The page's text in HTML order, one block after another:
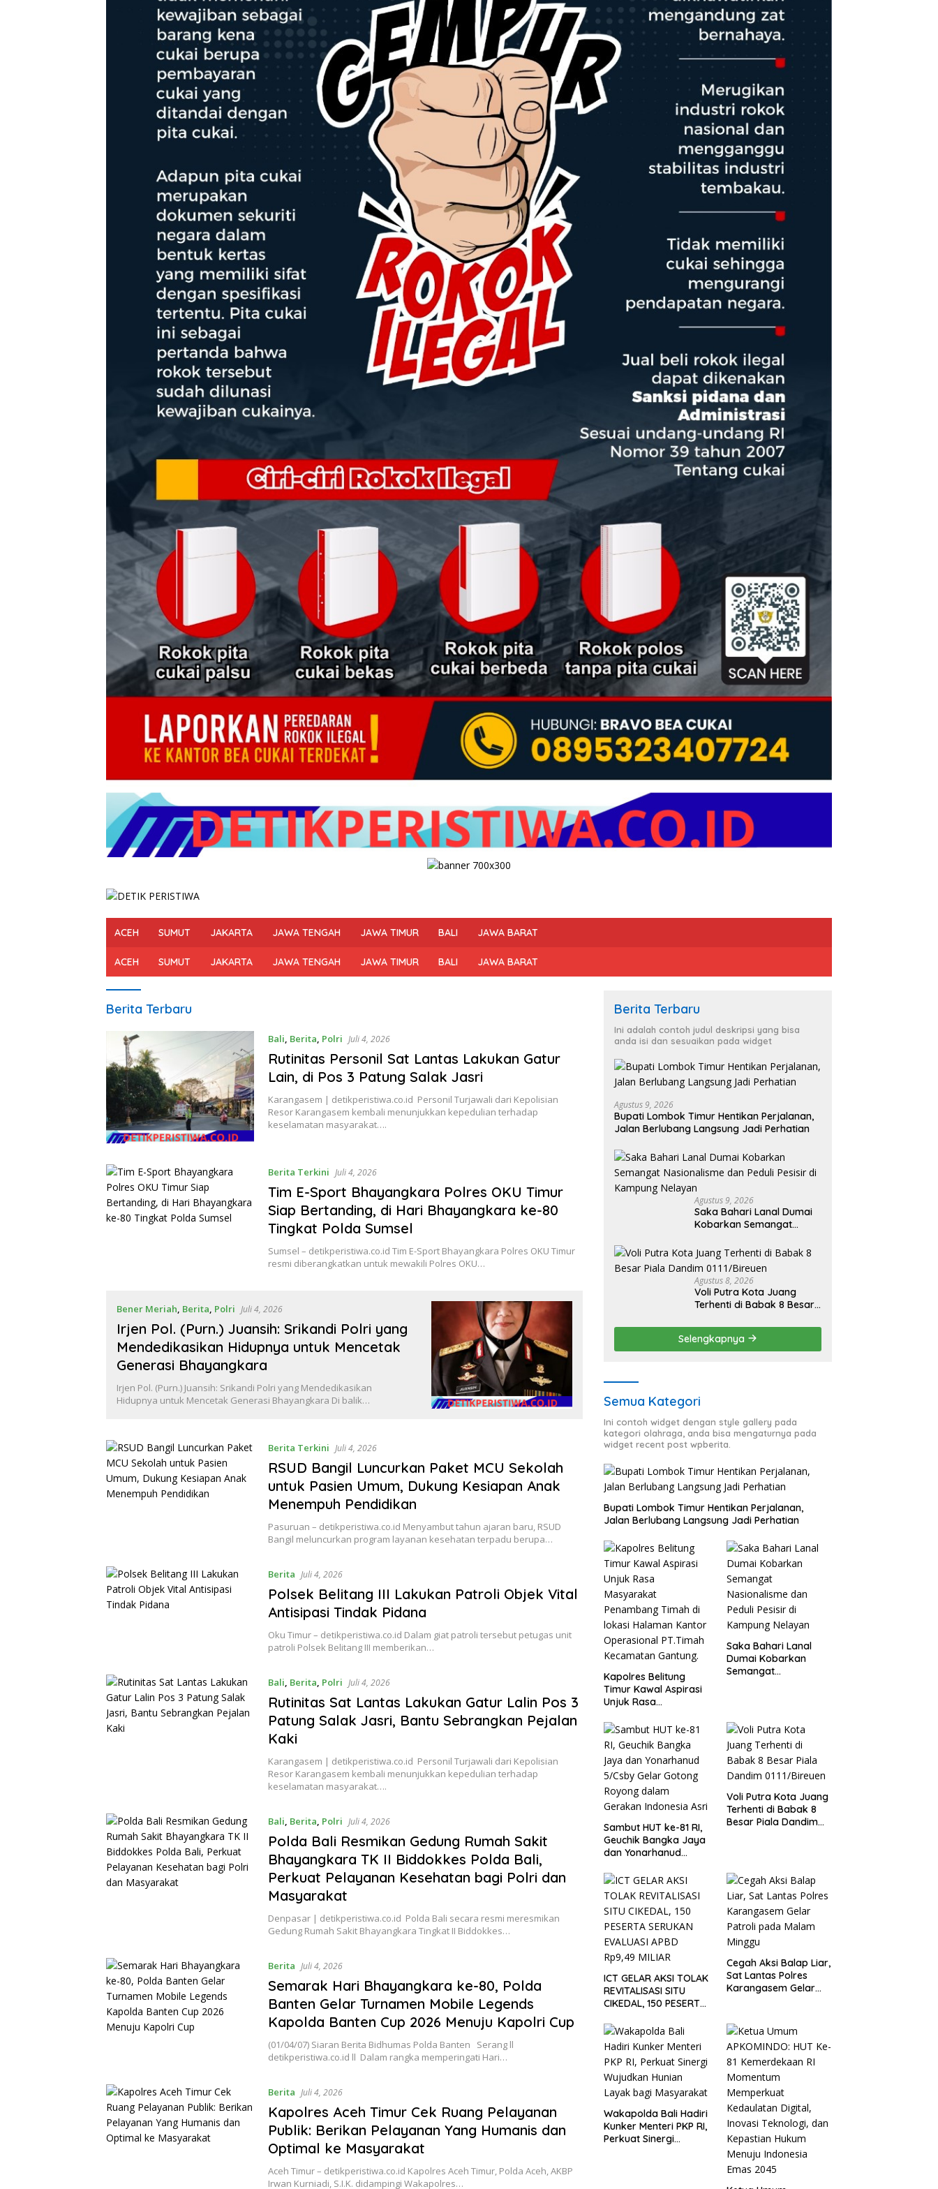
ACEH SUMUT JAKARTA JAWA TENGAH JAWA TIMUR BALI JAWA BARAT
ACEH SUMUT JAKARTA JAWA TENGAH JAWA TIMUR BALI JAWA BARAT
DETIK
Berita Terbaru
Bali, Berita, Polri Juli 4, 2026
Rutinitas Personil Sat Lantas Lakukan Gatur
Lain, di Pos 3 Patung Salak Jasri
Karangasem | detikperistiwa.co.id Personil Turjawali dari Kepolisian
Resor Karangasem kembali menunjukkan kepedulian terhadap
keselamatan masyarakat….
Berita Terkini Juli 4, 2026
Tim E-Sport Bhayangkara Polres OKU Timur
Siap Bertanding, di Hari Bhayangkara ke-80
Tingkat Polda Sumsel
Sumsel – detikperistiwa.co.id Tim E-Sport Bhayangkara Polres OKU Timur
resmi diberangkatkan untuk mewakili Polres OKU…
Bener Meriah, Berita, Polri Juli 4, 2026
Irjen Pol. (Purn.) Juansih: Srikandi Polri yang
Mendedikasikan Hidupnya untuk Mencetak
Generasi Bhayangkara
Irjen Pol. (Purn.) Juansih: Srikandi Polri yang Mendedikasikan
Hidupnya untuk Mencetak Generasi Bhayangkara Di balik…
Berita Terkini Juli 4, 2026
RSUD Bangil Luncurkan Paket MCU Sekolah
untuk Pasien Umum, Dukung Kesiapan Anak
Menempuh Pendidikan
Pasuruan – detikperistiwa.co.id Menyambut tahun ajaran baru, RSUD
Bangil meluncurkan program layanan kesehatan terpadu berupa…
Berita Juli 4, 2026
Polsek Belitang III Lakukan Patroli Objek Vital
Antisipasi Tindak Pidana
Oku Timur – detikperistiwa.co.id Dalam giat patroli tersebut petugas unit
patroli Polsek Belitang III memberikan…
Bali, Berita, Polri Juli 4, 2026
Rutinitas Sat Lantas Lakukan Gatur Lalin Pos 3
Patung Salak Jasri, Bantu Sebrangkan Pejalan
Kaki
Karangasem | detikperistiwa.co.id Personil Turjawali dari Kepolisian
Resor Karangasem kembali menunjukkan kepedulian terhadap
keselamatan masyarakat….
Bali, Berita, Polri Juli 4, 2026
Polda Bali Resmikan Gedung Rumah Sakit
Bhayangkara TK II Biddokkes Polda Bali,
Perkuat Pelayanan Kesehatan bagi Polri dan
Masyarakat
Denpasar | detikperistiwa.co.id Polda Bali secara resmi meresmikan
Gedung Rumah Sakit Bhayangkara Tingkat II Biddokkes…
Berita Juli 4, 2026
Semarak Hari Bhayangkara ke-80, Polda
Banten Gelar Turnamen Mobile Legends
Kapolda Banten Cup 2026 Menuju Kapolri Cup
(01/04/07) Siaran Berita Bidhumas Polda Banten Serang ll
detikperistiwa.co.id ll Dalam rangka memperingati Hari…
Berita Juli 4, 2026
Kapolres Aceh Timur Cek Ruang Pelayanan
Publik: Berikan Pelayanan Yang Humanis dan
Optimal ke Masyarakat
Aceh Timur – detikperistiwa.co.id Kapolres Aceh Timur, Polda Aceh, AKBP
Irwan Kurniadi, S.I.K. didampingi Wakapolres…
Berita Terbaru
Ini adalah contoh judul deskripsi yang bisa
anda isi dan sesuaikan pada widget
Agustus 9, 2026
Bupati Lombok Timur Hentikan Perjalanan,
Jalan Berlubang Langsung Jadi Perhatian
Agustus 9, 2026
Saka Bahari Lanal Dumai
Kobarkan Semangat
Pesisir di Kampung
Nelayan
Agustus 8, 2026
Voli Putra Kota Juang
Terhenti di Babak 8 Besar
Selengkapnya
Semua Kategori
Ini contoh widget dengan style gallery pada
kategori olahraga, anda bisa mengaturnya pada
widget recent post wpberita.
Bupati Lombok Timur Hentikan Perjalanan,
Jalan Berlubang Langsung Jadi Perhatian
Kapolres Belitung
Timur Kawal Aspirasi
Unjuk Rasa
Penambang Timah di
lokasi Halaman
Kantor Operasional
PT.Timah Kecamatan
Gantung.
Saka Bahari Lanal
Dumai Kobarkan
Semangat
Sambut HUT ke-81 RI,
Geuchik Bangka Jaya
dan Yonarhanud
Royong dalam
Gerakan Indonesia
Asri
Voli Putra Kota Juang
Terhenti di Babak 8
Besar Piala Dandim
ICT GELAR AKSI TOLAK
REVITALISASI SITU
CIKEDAL, 150 PESERTA
APBD Rp9,49 MILIAR
Cegah Aksi Balap Liar,
Sat Lantas Polres
Karangasem Gelar
Wakapolda Bali Hadiri
Kunker Menteri PKP RI,
Perkuat Sinergi